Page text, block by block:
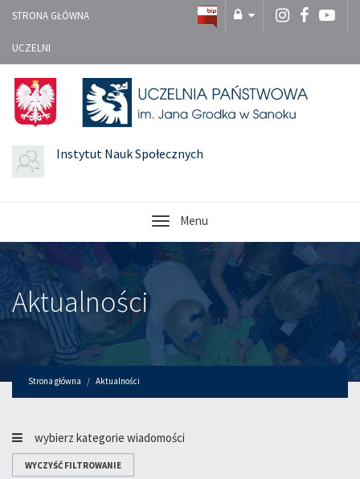
STRONA GŁÓWNA
UCZELNI
Instytut Nauk Społecznych
Menu
Aktualności
Strona główna Aktualności
wybierz kategorie wiadomości
WYCZYŚĆ FILTROWANIE